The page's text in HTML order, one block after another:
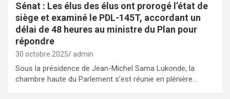
Sénat : Les élus des élus ont prorogé l’état de
siège et examiné le PDL-145T, accordant un
délai de 48 heures au ministre du Plan pour
répondre
30 octobre 2025 admin
Sous la présidence de Jean-Michel Sama Lukonde, la
chambre haute du Parlement s’est réunie en plénière…